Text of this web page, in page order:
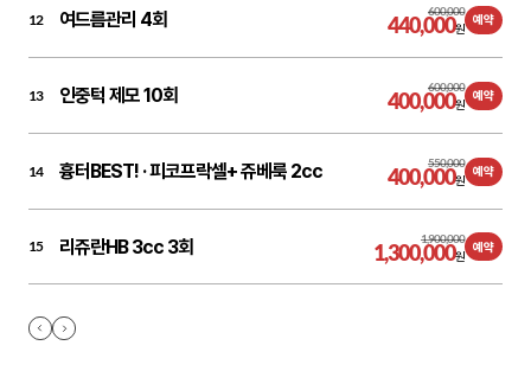
12 여드름관리 4회 600,000
440,000원
예약
13 인중턱 제모 10회 600,000
400,000원
예약
14 흉터BEST! ·피코프락셀+ 쥬베룩 2cc 550,000
400,000원
예약
15 리쥬란HB 3cc 3회 1,900,000
1,300,000원
예약